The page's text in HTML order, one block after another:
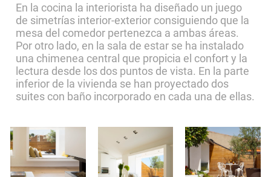
En la cocina la interiorista ha diseñado un juego
de simetrías interior-exterior consiguiendo que la
mesa del comedor pertenezca a ambas áreas.
Por otro lado, en la sala de estar se ha instalado
una chimenea central que propicia el confort y la
lectura desde los dos puntos de vista. En la parte
inferior de la vivienda se han proyectado dos
suites con baño incorporado en cada una de ellas.